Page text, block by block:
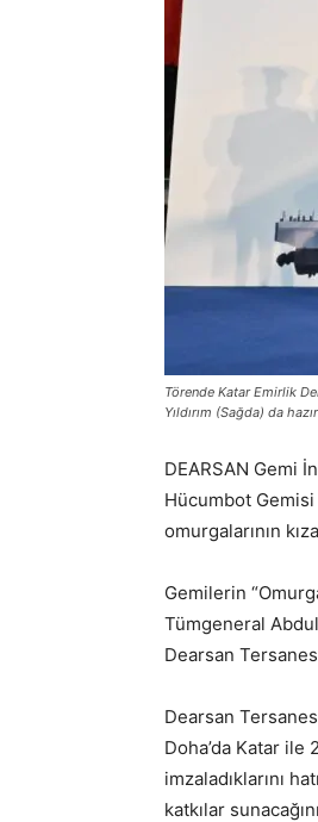
Törende Katar Emirlik
Yıldırım (Sağda) da
DEARSAN Gemi
Hücumbot
omurgalarının
Gemilerin
Tümgeneral
Dearsan
Dearsan
Doha’da Katar
imzaladıklarını
katkılar